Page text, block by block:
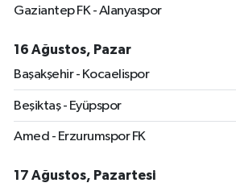
Gaziantep FK - Alanyaspor
16 Ağustos, Pazar
Başakşehir - Kocaelispor
Beşiktaş - Eyüpspor
Amed - Erzurumspor FK
17 Ağustos, Pazartesi